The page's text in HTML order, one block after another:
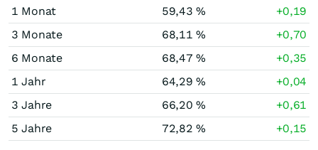
1 Monat 59,43 %
+0,19
3 Monate
68,11 %
+0,70
6 Monate
68,47 %
+0,35
1 Jahr
64,29 %
+0,04
3 Jahre
66,20 %
+0,61
5 Jahre
72,82 % +0,15